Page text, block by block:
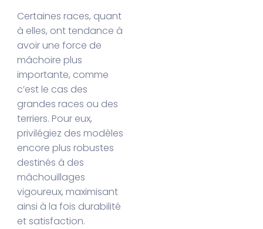
Certaines races, quant
à elles, ont tendance à
avoir une force de
mâchoire plus
importante, comme
c’est le cas des
grandes races ou des
terriers. Pour eux,
privilégiez des modèles
encore plus robustes
destinés à des
mâchouillages
vigoureux, maximisant
ainsi à la fois durabilité
et satisfaction.